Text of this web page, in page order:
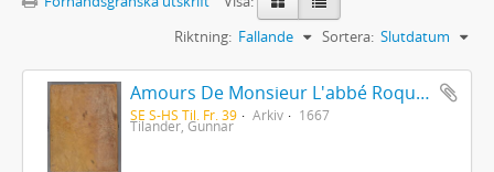
Sortera: Slutdatum
Riktning: Fallande
Amours De Monsieur L'abbé Roquette avec Mademoiselle de Montauzier par Monsieur L'abbé Le Camus 1667
SE S-HS Til. Fr. 39 Arkiv 1667
Tilander, Gunnar